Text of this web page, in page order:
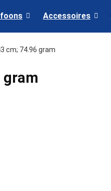
Accessoires
cm; 74.96 gram
gram